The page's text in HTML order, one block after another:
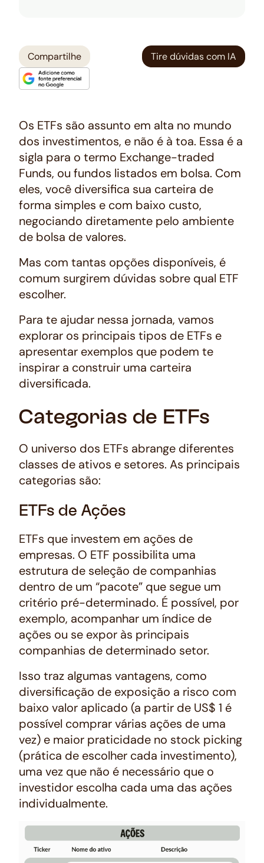
Compartilhe Tire dúvidas com IA
Os ETFs são assunto em alta no mundo
dos investimentos, e não é à toa. Essa é a
sigla para o termo Exchange-traded
Funds, ou fundos listados em bolsa. Com
eles, você diversifica sua carteira de
forma simples e com baixo custo,
negociando diretamente pelo ambiente
de bolsa de valores.
Mas com tantas opções disponíveis, é
comum surgirem dúvidas sobre qual ETF
escolher.
Para te ajudar nessa jornada, vamos
explorar os principais tipos de ETFs e
apresentar exemplos que podem te
inspirar a construir uma carteira
diversificada.
Categorias de ETFs
O universo dos ETFs abrange diferentes
classes de ativos e setores. As principais
categorias são:
ETFs de Ações
ETFs que investem em ações de
empresas. O ETF possibilita uma
estrutura de seleção de companhias
dentro de um “pacote” que segue um
critério pré-determinado. É possível, por
exemplo, acompanhar um índice de
ações ou se expor às principais
companhias de determinado setor.
Isso traz algumas vantagens, como
diversificação de exposição a risco com
baixo valor aplicado (a partir de US$ 1 é
possível comprar várias ações de uma
vez) e maior praticidade no stock picking
(prática de escolher cada investimento),
uma vez que não é necessário que o
investidor escolha cada uma das ações
individualmente.